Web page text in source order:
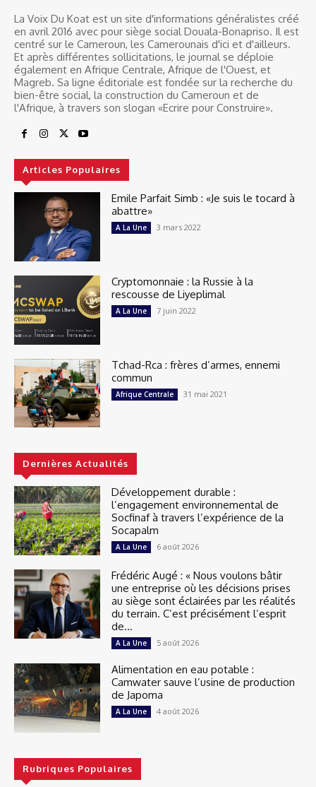
La Voix Du Koat est un site d'informations généralistes créé
en avril 2016 avec pour siège social Douala-Bonapriso. Il est
centré sur le Cameroun, les Camerounais d'ici et d'ailleurs.
Et après différentes sollicitations, le journal se déploie
également en Afrique Centrale, Afrique de l'Ouest, et
Magreb. Sa ligne éditoriale est fondée sur la recherche du
bien-être social, la construction du Cameroun et de
l'Afrique, à travers son slogan «Ecrire pour Construire».
Articles Populaires
Emile Parfait Simb : «Je suis le tocard à
abattre»
A La Une 3 mars 2022
Cryptomonnaie : la Russie à la
rescousse de Liyeplimal
A La Une 7 juin 2022
Tchad-Rca : frères d’armes, ennemi
commun
Afrique Centrale 31 mai 2021
Dernières Actualités
Développement durable :
l’engagement environnemental de
Socfinaf à travers l’expérience de la
Socapalm
A La Une 6 août 2026
Frédéric Augé : « Nous voulons bâtir
une entreprise où les décisions prises
au siège sont éclairées par les réalités
du terrain. C’est précisément l’esprit
de...
A La Une 5 août 2026
Alimentation en eau potable :
Camwater sauve l’usine de production
de Japoma
A La Une 4 août 2026
Rubriques Populaires